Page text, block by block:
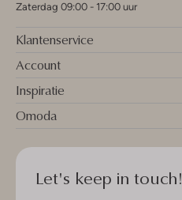
Zaterdag 09:00 - 17:00 uur
Klantenservice
Account
Inspiratie
Omoda
Let's keep in touch!